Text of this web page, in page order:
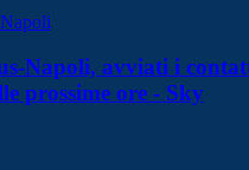
Napoli, avviati i
prossime ore - Sky